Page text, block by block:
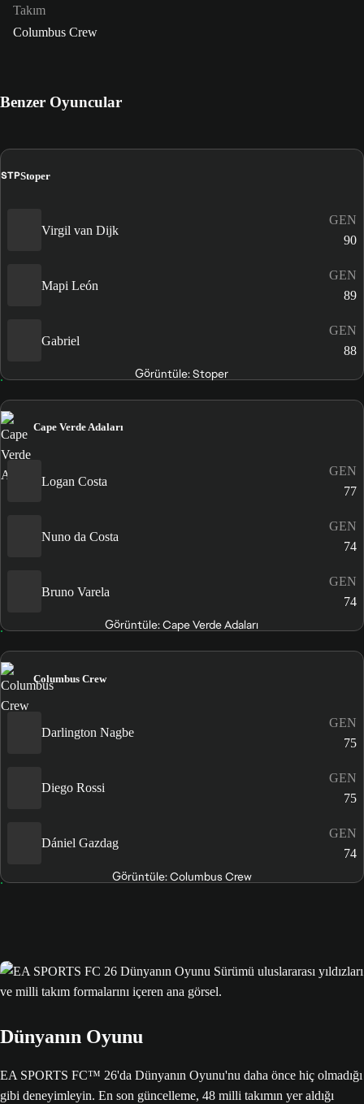
Takım
Columbus Crew
Benzer Oyuncular
STPStoper
Virgil van Dijk
GEN
90
Mapi León
GEN
89
Gabriel
GEN
88
Görüntüle: Stoper
Cape Verde Adaları
Logan Costa
GEN
77
Nuno da Costa
GEN
74
Bruno Varela
GEN
74
Görüntüle: Cape Verde Adaları
Columbus Crew
Darlington Nagbe
GEN
75
Diego Rossi
GEN
75
Dániel Gazdag
GEN
74
Görüntüle: Columbus Crew
Dünyanın Oyunu
EA SPORTS FC™ 26'da Dünyanın Oyunu'nu daha önce hiç olmadığı
gibi deneyimleyin. En son güncelleme, 48 milli takımın yer aldığı